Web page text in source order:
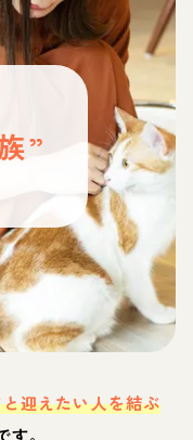
”
迎えたい人を結ぶ
す。